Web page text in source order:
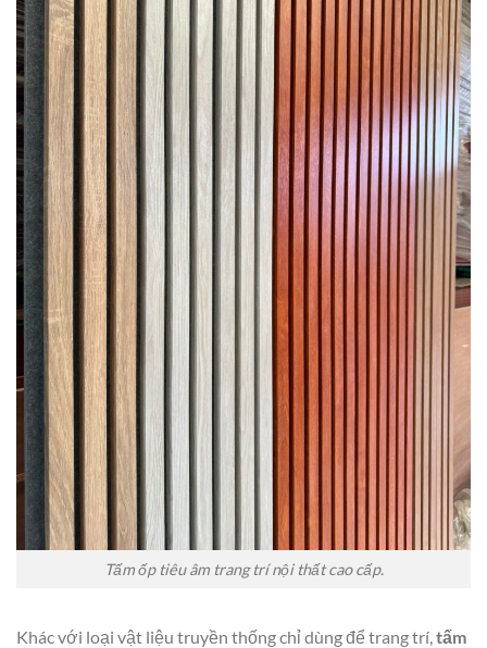
Tấm ốp tiêu âm trang trí nội thất cao cấp.
Khác với loại vật liệu truyền thống chỉ dùng để trang trí, tấm